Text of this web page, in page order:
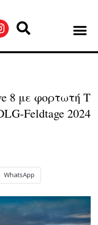
8 με φορτωτή Τ
Feldtage 2024
WhatsApp